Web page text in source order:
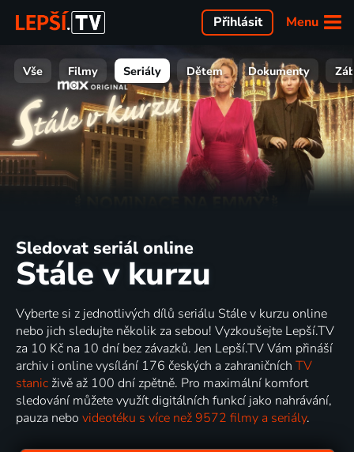
Menu
Přihlásit
Vše Filmy Seriály Dětem Dokumenty
Sledovat seriál online
Stále v kurzu
Vyberte si z jednotlivých dílů seriálu Stále v kurzu online
nebo jich sledujte několik za sebou! Vyzkoušejte Lepší.TV
za 10 Kč na 10 dní bez závazků. Jen Lepší.TV Vám přináší
archiv i online vysílání 176 českých a zahraničních TV
stanic živě až 100 dní zpětně. Pro maximální komfort
sledování můžete využít digitálních funkcí jako nahrávání,
pauza nebo videotéku s více než 9572 filmy a seriály.